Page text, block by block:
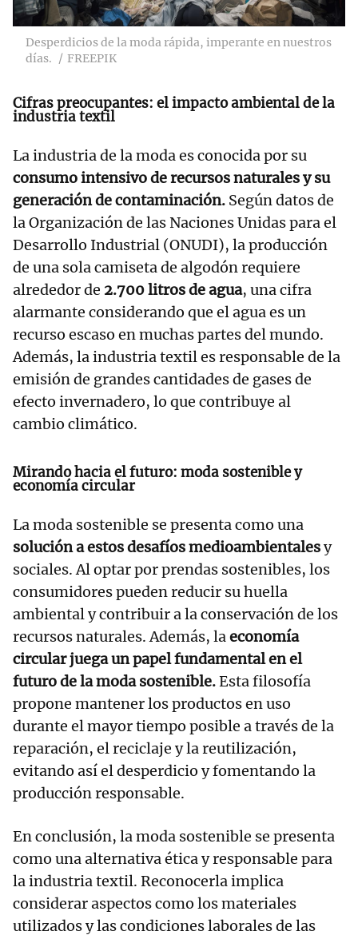
Desperdicios de la moda rápida, imperante en nuestros
días.
FREEPIK
Cifras preocupantes: el impacto ambiental de la
industria textil
La industria de la moda es conocida por su
consumo intensivo de recursos naturales y su
generación de contaminación. Según datos de
la Organización de las Naciones Unidas para el
Desarrollo Industrial (ONUDI), la producción
de una sola camiseta de algodón requiere
alrededor de 2.700 litros de agua, una cifra
alarmante considerando que el agua es un
recurso escaso en muchas partes del mundo.
Además, la industria textil es responsable de la
emisión de grandes cantidades de gases de
efecto invernadero, lo que contribuye al
cambio climático.
Mirando hacia el futuro: moda sostenible y
economía circular
La moda sostenible se presenta como una
solución a estos desafíos medioambientalesy
sociales. Al optar por prendas sostenibles, los
consumidores pueden reducir su huella
ambiental y contribuir a la conservación de los
recursos naturales. Además, laeconomía
circular juega un papel fundamental en el
futuro de la moda sostenible.Esta filosofía
propone mantener los productos en uso
durante el mayor tiempo posible a través de la
reparación, el reciclaje y la reutilización,
evitando así el desperdicio y fomentando la
producción responsable.
En conclusión, la moda sostenible se presenta
como una alternativa ética y responsable para
la industria textil. Reconocerla implica
considerar aspectos como los materiales
utilizados y las condiciones laborales de las